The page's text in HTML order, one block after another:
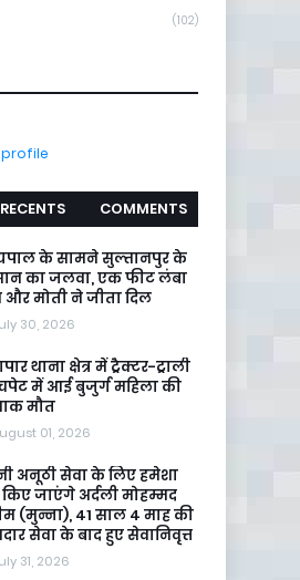
(102)
RECENTS COMMENTS
के सामने सुल्तानपुर के
का जलवा, एक फीट लंबा
मोती ने जीता दिल
30, 2026
थाना क्षेत्र में ट्रैक्टर-ट्राली
में आई बुजुर्ग महिला की
मौत
01, 2026
अनूठी सेवा के लिए हमेशा
किए जाएंगे अर्दली मोहम्मद
(मुन्ना), 41 साल 4 माह की
सेवा के बाद हुए सेवानिवृत्त
31, 2026